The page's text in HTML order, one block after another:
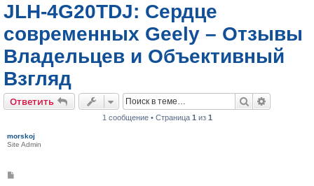
JLH-4G20TDJ: Сердце
современных Geely – Отзывы
Владельцев и Объективный
Взгляд
Ответить Поиск
1 сообщение • Страница 1 из 1
morskoj
Site Admin